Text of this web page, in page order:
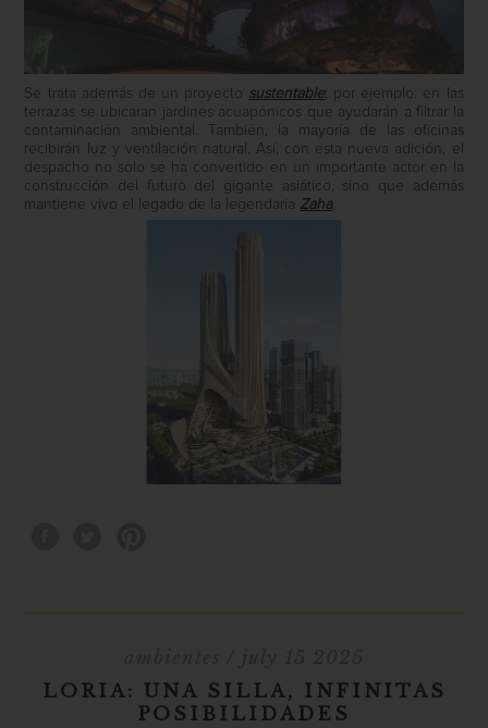
Se trata además de un proyecto sustentable; por ejemplo: en las
terrazas se ubicaran jardines acuapónicos que ayudarán a filtrar la
contaminación ambiental. También, la mayoría de las oficinas
recibirán luz y ventilación natural. Así, con esta nueva adición, el
despacho no solo se ha convertido en un importante actor en la
construcción del futuro del gigante asiático, sino que además
mantiene vivo el legado de la legendaria Zaha.
LORIA: UNA SILLA, INFINITAS
POSIBILIDADES